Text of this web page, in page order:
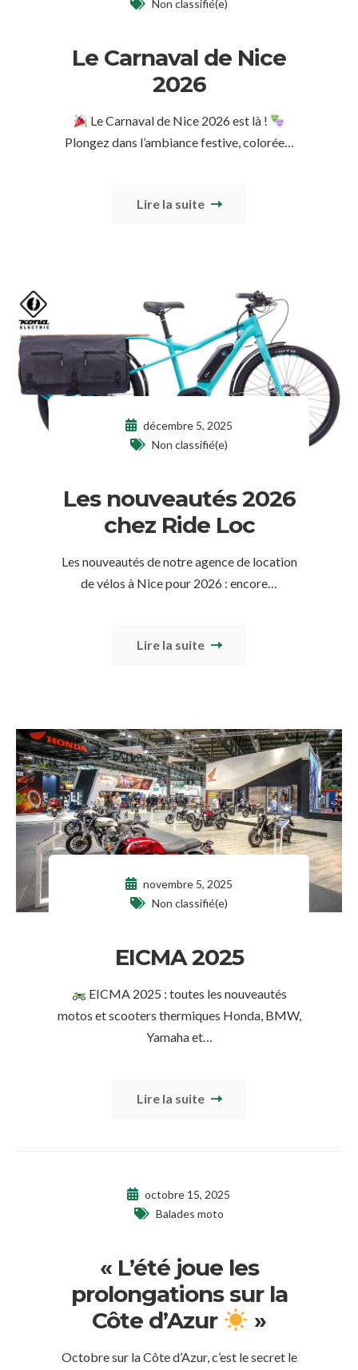
Non classifié(e)
Le Carnaval de Nice
2026
Le Carnaval de Nice 2026 est là !
Plongez dans l’ambiance festive, colorée…
Lire la suite
décembre 5, 2025
Non classifié(e)
Les nouveautés 2026
chez Ride Loc
Les nouveautés de notre agence de location
de vélos à Nice pour 2026 : encore…
Lire la suite
novembre 5, 2025
Non classifié(e)
EICMA 2025
EICMA 2025 : toutes les nouveautés
motos et scooters thermiques Honda, BMW,
Yamaha et…
Lire la suite
octobre 15, 2025
Balades moto
« L’été joue les
prolongations sur la
Côte d’Azur
»
Octobre sur la Côte d’Azur, c’est le secret le